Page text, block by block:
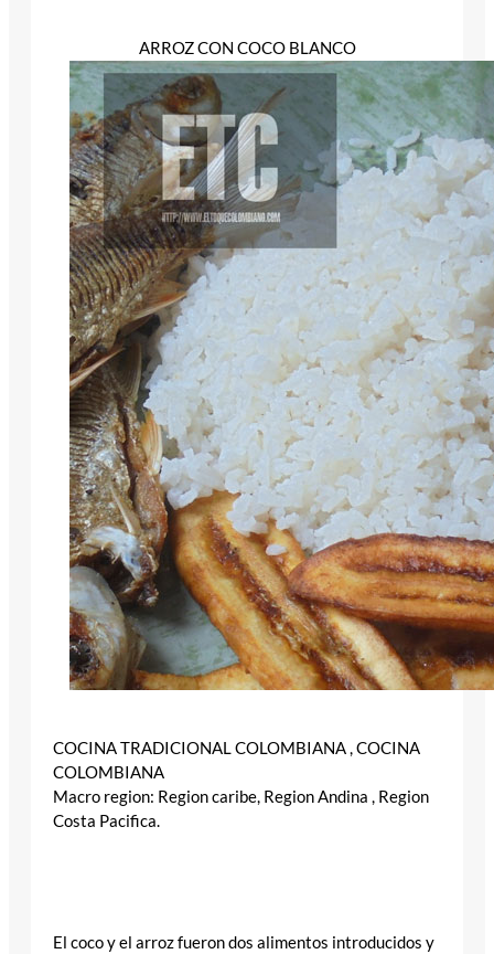
ARROZ CON COCO BLANCO
COCINA TRADICIONAL COLOMBIANA , COCINA
COLOMBIANA
Macro region: Region caribe, Region Andina , Region
Costa Pacifica.
El coco y el arroz fueron dos alimentos introducidos y